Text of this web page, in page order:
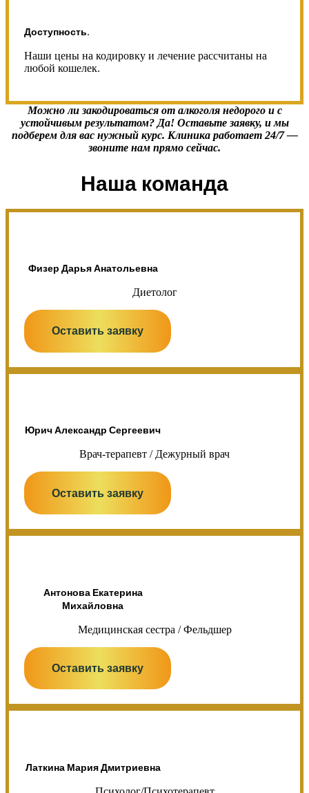
Доступность.
Наши цены на кодировку и лечение рассчитаны на
любой кошелек.
Можно ли закодироваться от алкоголя недорого и с
устойчивым результатом? Да! Оставьте заявку, и мы
подберем для вас нужный курс. Клиника работает 24/7 —
звоните нам прямо сейчас.
Наша команда
Физер Дарья Анатольевна
Диетолог
Оставить заявку
Юрич Александр Сергеевич
Врач-терапевт / Дежурный врач
Оставить заявку
Антонова Екатерина
Михайловна
Медицинская сестра / Фельдшер
Оставить заявку
Латкина Мария Дмитриевна